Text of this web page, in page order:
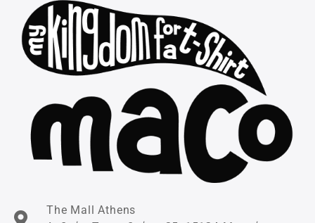
The Mall Athens